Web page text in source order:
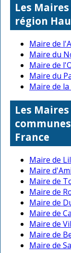
Les
région
Maire de
Maire du
Maire de
Maire du
Maire de la
Les
France
Maire de
Maire
Maire de
Maire de
Maire de
Maire de
Maire de
Maire de
Maire de